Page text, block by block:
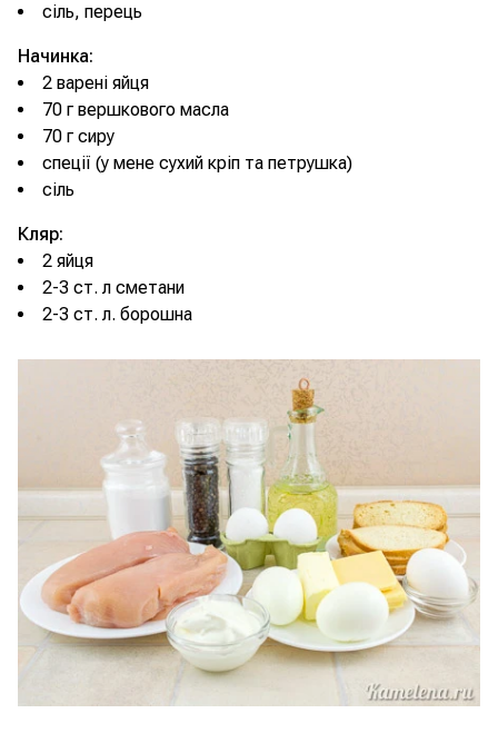
сіль, перець
Начинка:
2 варені яйця
70 г вершкового масла
70 г сиру
спеції (у мене сухий кріп та петрушка)
сіль
Кляр:
2 яйця
2-3 ст. л сметани
2-3 ст. л. борошна